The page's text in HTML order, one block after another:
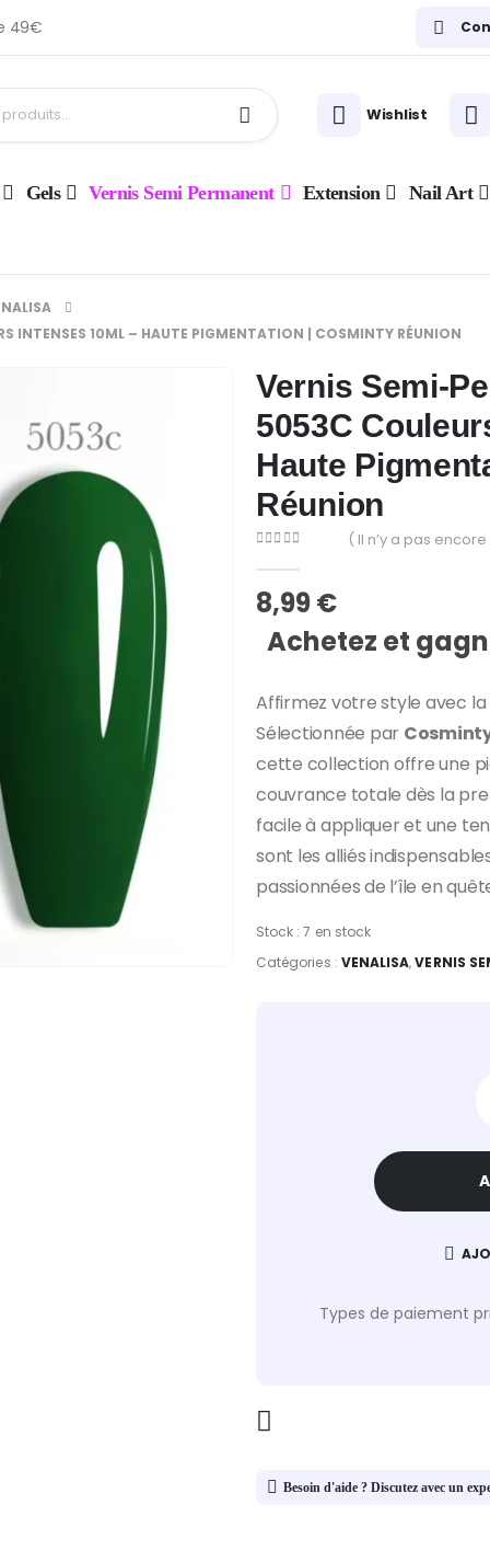
49€
Wishlist
Gels Vernis Semi Permanent Extension Nail Art
INTENSES 10ML – HAUTE PIGMENTATION | COSMINTY RÉUNION
Vernis Semi-
5053C
Haute
Réunion
( Il n’y a pas encore
8,99€
Achetez et
Affirmez votre style avec
Sélectionnée par
cette collection offre une
couvrance totale dès la
facile à appliquer et une
sont les alliés
passionnées de l’île en
Stock :7 en stock
Catégories : VENALISA,VERNIS
Types de paiement
Besoin d'aide ? Discutez avec un